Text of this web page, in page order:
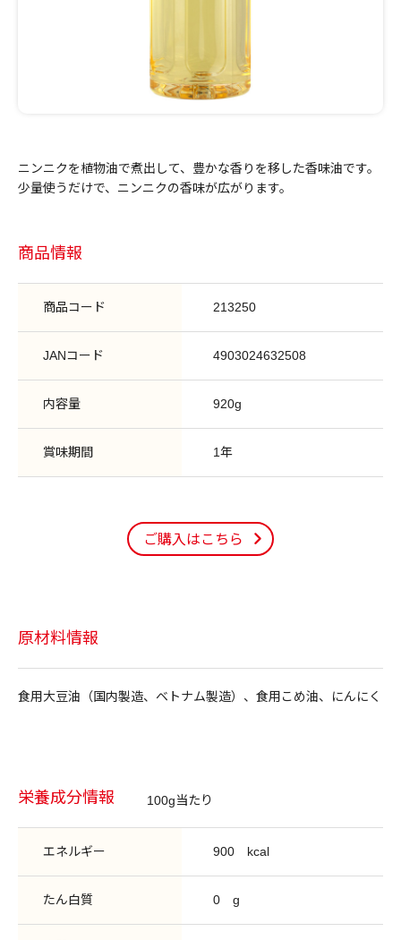
ニンニクを植物油で煮出して、豊かな香りを移した香味油です。
少量使うだけで、ニンニクの香味が広がります。
商品情報
商品コード 213250
JANコード 4903024632508
内容量 920g
賞味期間 1年
ご購入はこちら
原材料情報
食用大豆油（国内製造、ベトナム製造）、食用こめ油、にんにく
栄養成分情報 100g当たり
エネルギー 900 kcal
たん白質 0 g